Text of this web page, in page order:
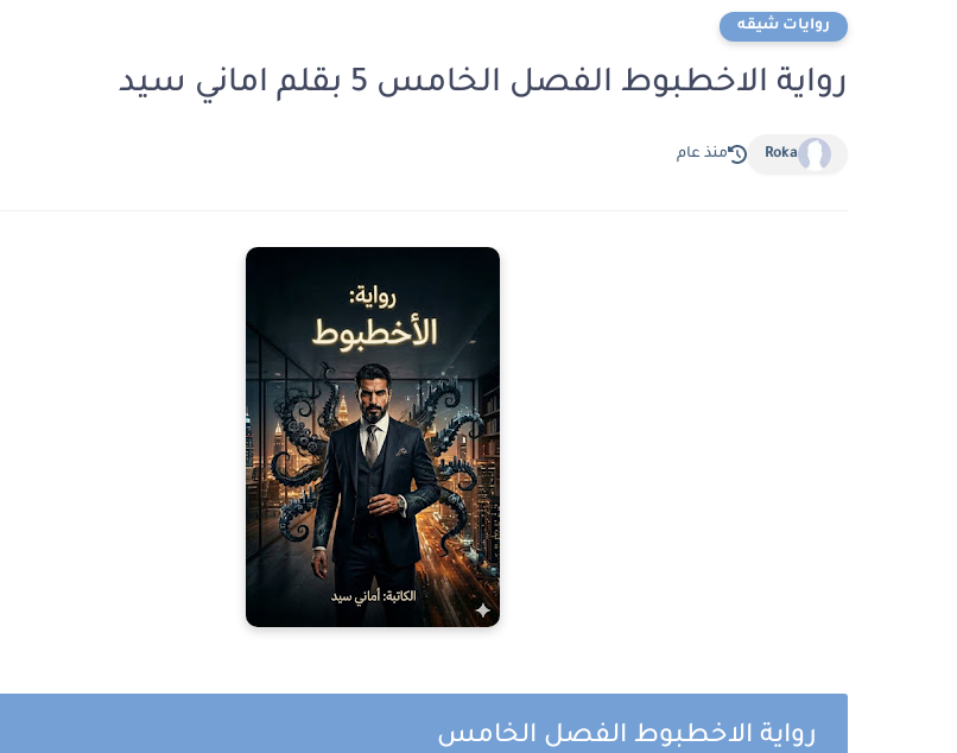
روايات شيقه
رواية الاخطبوط الفصل الخامس 5 بقلم اماني سيد
Roka منذ عام
رواية الاخطبوط الفصل الخامس